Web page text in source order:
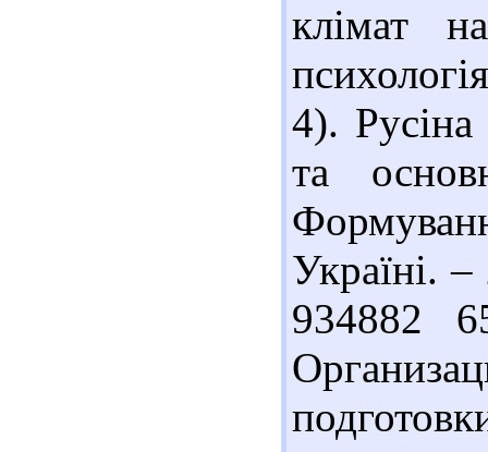
клімат
4).
та
Україні.
934882